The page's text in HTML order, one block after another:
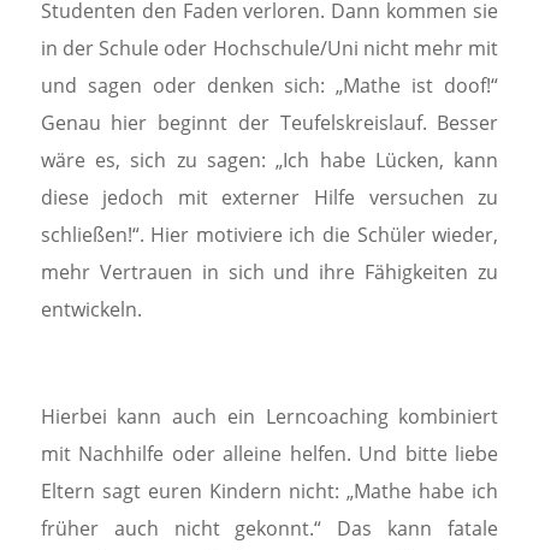
Studenten den Faden verloren. Dann kommen sie
in der Schule oder Hochschule/Uni nicht mehr mit
und sagen oder denken sich: „Mathe ist doof!“
Genau hier beginnt der Teufelskreislauf. Besser
wäre es, sich zu sagen: „Ich habe Lücken, kann
diese jedoch mit externer Hilfe versuchen zu
schließen!“. Hier motiviere ich die Schüler wieder,
mehr Vertrauen in sich und ihre Fähigkeiten zu
entwickeln.
Hierbei kann auch ein Lerncoaching kombiniert
mit Nachhilfe oder alleine helfen. Und bitte liebe
Eltern sagt euren Kindern nicht: „Mathe habe ich
früher auch nicht gekonnt.“ Das kann fatale